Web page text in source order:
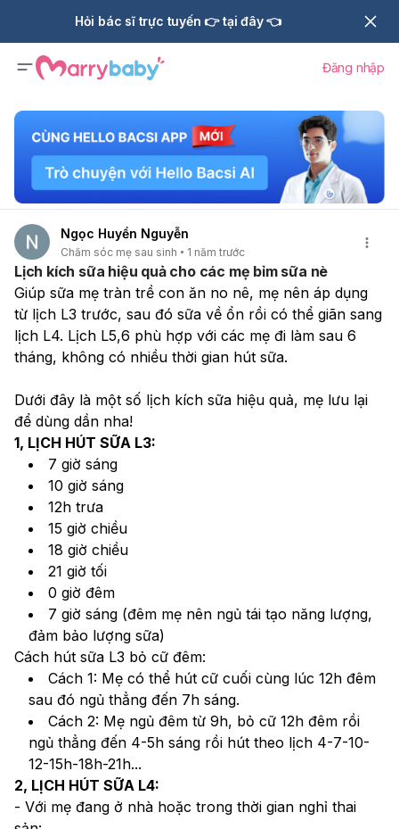
Hỏi bác sĩ trực tuyến 👉 tại đây 👈
Đăng nhập
Ngọc Huyền Nguyễn
Chăm sóc mẹ sau sinh 1 năm trước
Lịch kích sữa hiệu quả cho các mẹ bỉm sữa nè
Giúp sữa mẹ tràn trề con ăn no nê, mẹ nên áp dụng
từ lịch L3 trước, sau đó sữa về ổn rồi có thể giãn sang
lịch L4. Lịch L5,6 phù hợp với các mẹ đi làm sau 6
tháng, không có nhiều thời gian hút sữa.
Dưới đây là một số lịch kích sữa hiệu quả, mẹ lưu lại
để dùng dần nha!
1, LỊCH HÚT SỮA L3:
7 giờ sáng
10 giờ sáng
12h trưa
15 giờ chiều
18 giờ chiều
21 giờ tối
0 giờ đêm
7 giờ sáng (đêm mẹ nên ngủ tái tạo năng lượng,
đảm bảo lượng sữa)
Cách hút sữa L3 bỏ cữ đêm:
Cách 1: Mẹ có thể hút cữ cuối cùng lúc 12h đêm
sau đó ngủ thẳng đến 7h sáng.
Cách 2: Mẹ ngủ đêm từ 9h, bỏ cữ 12h đêm rồi
ngủ thẳng đến 4-5h sáng rồi hút theo lịch 4-7-10-
12-15h-18h-21h...
2, LỊCH HÚT SỮA L4:
- Với mẹ đang ở nhà hoặc trong thời gian nghỉ thai